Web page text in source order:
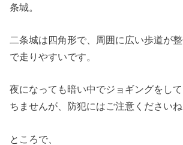
条城。
二条城は四角形で、周囲に広い歩道が
で走りやすいです。
夜になっても暗い中でジョギングをし
ちませんが、防犯にはご注意くださいね
ところで、